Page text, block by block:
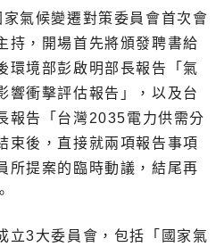
氣候變遷對策委員會首次會
持，開場首先將頒發聘書給
環境部彭啟明部長報告「氣
響衝擊評估報告」，以及台
報告「台灣2035電力供需分
束後，直接就兩項報告事項
所提案的臨時動議，結尾再
立3大委員會，包括「國家氣